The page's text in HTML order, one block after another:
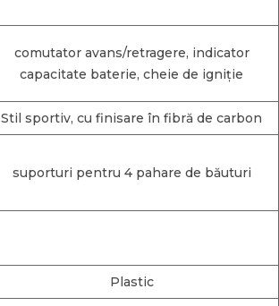
comutator avans/retragere, indicator
capacitate baterie, cheie de igniție
Stil sportiv, cu finisare în fibră de carbon
suporturi pentru 4 pahare de băuturi
Plastic